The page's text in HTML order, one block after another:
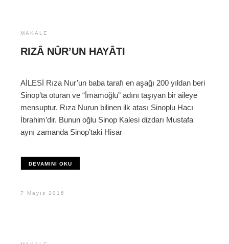
MAKALE
RIZÂ NÛR’UN HAYÂTI
AİLESİ Rıza Nur’un baba tarafı en aşağı 200 yıldan beri
Sinop’ta oturan ve “İmamoğlu” adını taşıyan bir aileye
mensuptur. Rıza Nurun bilinen ilk atası Sinoplu Hacı
İbrahim’dir. Bunun oğlu Sinop Kalesi dizdarı Mustafa
aynı zamanda Sinop’taki Hisar
DEVAMINI OKU
7 Mayıs 2016